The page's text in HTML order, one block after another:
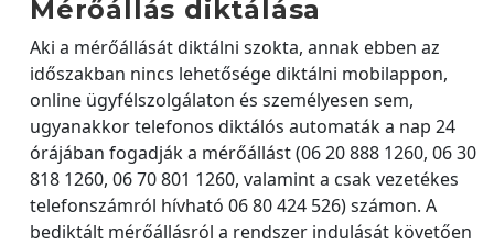
Mérőállás diktálása
Aki a mérőállását diktálni szokta, annak ebben az
időszakban nincs lehetősége diktálni mobilappon,
online ügyfélszolgálaton és személyesen sem,
ugyanakkor telefonos diktálós automaták a nap 24
órájában fogadják a mérőállást (06 20 888 1260, 06 30
818 1260, 06 70 801 1260, valamint a csak vezetékes
telefonszámról hívható 06 80 424 526) számon. A
bediktált mérőállásról a rendszer indulását követően